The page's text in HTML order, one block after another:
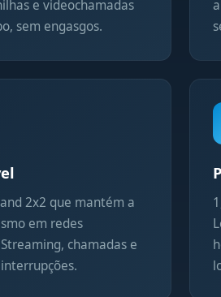
e videochamadas
sem engasgos.
2x2 que mantém a
em redes
chamadas e